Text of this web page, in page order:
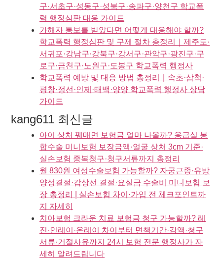
구·서초구·성동구·성북구·송파구·양천구 학교폭
력 행정심판 대응 가이드
가해자 통보를 받았다면 어떻게 대응해야 할까?
학교폭력 행정심판 및 구제 절차 총정리｜제주도·
서귀포·강남구·강북구·강서구·관악구·광진구·구
로구·금천구·노원구·도봉구 학교폭력 행정사
학교폭력 예방 및 대응 방법 총정리｜속초·삼척·
평창·정선·인제·태백·양양 학교폭력 행정사 상담
가이드
kang611 최신글
아이 상처 꿰매면 보험금 얼마 나올까? 응급실 봉
합수술 미니보험 보장금액·얼굴 상처 3cm 기준·
실손보험 중복청구·청구서류까지 총정리
월 830원 여성수술보험 가능할까? 자궁근종·유방
양성결절·갑상선 결절·요실금 수술비 미니보험 보
장 총정리 | 실손보험 차이·가입 전 체크포인트까
지 자세히
치아보험 크라운 치료 보험금 청구 가능할까? 레
진·인레이·온레이 차이부터 면책기간·감액·청구
서류·거절사유까지 24시 보험 전문 행정사가 자
세히 알려드립니다